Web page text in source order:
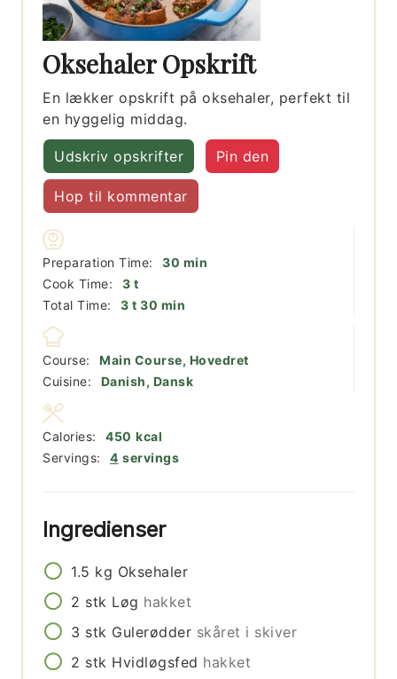
Oksehaler Opskrift
En lækker opskrift på oksehaler, perfekt til
en hyggelig middag.
Udskriv opskrifter Pin den
Hop til kommentar
Preparation Time: 30 minutter
min
Cook Time:
3timer
t
Total Time:
3timer
t 30 minutter
min
Course:
Main Course, Hovedret
Cuisine:
Danish, Dansk
Servings: 4 servings
Calories: 450 kcal
Ingredienser
1.5 kg Oksehaler
2 stk Løg hakket
3 stk Gulerødder skåret i skiver
2 stk Hvidløgsfed hakket